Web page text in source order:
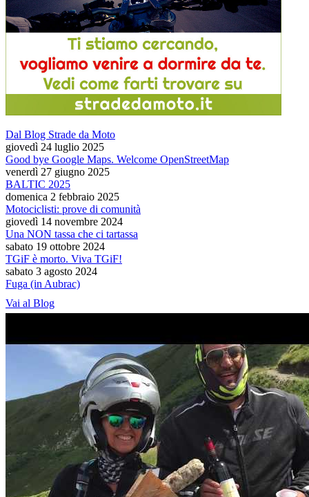
Dal Blog Strade da Moto
giovedì 24 luglio 2025
Good bye Google Maps. Welcome OpenStreetMap
venerdì 27 giugno 2025
BALTIC 2025
domenica 2 febbraio 2025
Motociclisti: prove di comunità
giovedì 14 novembre 2024
Una NON tassa che ci tartassa
sabato 19 ottobre 2024
TGiF è morto. Viva TGiF!
sabato 3 agosto 2024
Fuga (in Aubrac)
Vai al Blog